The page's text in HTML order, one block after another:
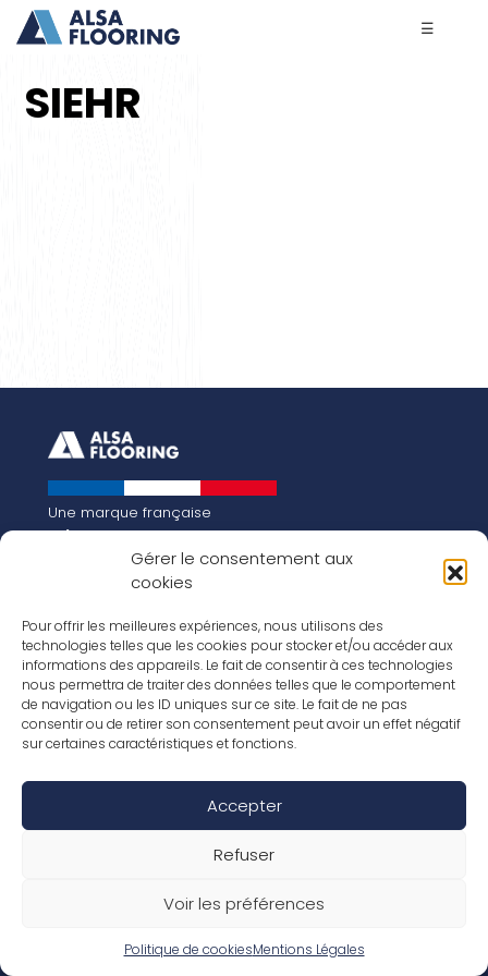
Gérer le consentement aux
cookies
Pour offrir les meilleures expériences, nous utilisons des
technologies telles que les cookies pour stocker et/ou accéder aux
informations des appareils. Le fait de consentir à ces technologies
nous permettra de traiter des données telles que le comportement
de navigation ou les ID uniques sur ce site. Le fait de ne pas
consentir ou de retirer son consentement peut avoir un effet négatif
sur certaines caractéristiques et fonctions.
Accepter
Refuser
Voir les préférences
Politique de cookiesMentions Légales
☰
SIEHR
Une marque française
Qui sommes-nous
Notre histoire
Les chiffres clés
FR
EN
Nos revêtements
Nos Stratifiés
Nos accessoires
Nos parquets
Conditions de garantie
Déclaration de performance
Politique de confidentialité